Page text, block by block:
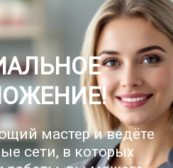
мастер и ведёте
сети, в которых